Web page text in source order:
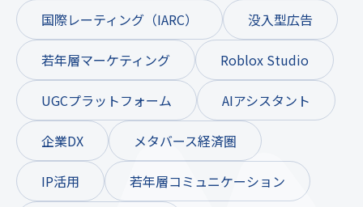
国際レーティング（IARC） 没入型広告
若年層マーケティング Roblox Studio
UGCプラットフォーム AIアシスタント
企業DX メタバース経済圏
IP活用 若年層コミュニケーション